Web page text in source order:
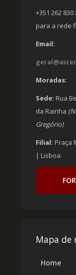
+351 262
para a rede
Email:
Moradas:
Sede: Rua
da Rainha
Gregório)
Filial: Praça
| Lisboa
Mapa de
Home